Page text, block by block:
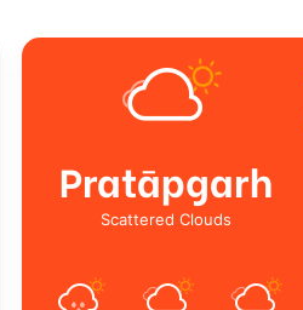
Pratāpgarh
Scattered Clouds